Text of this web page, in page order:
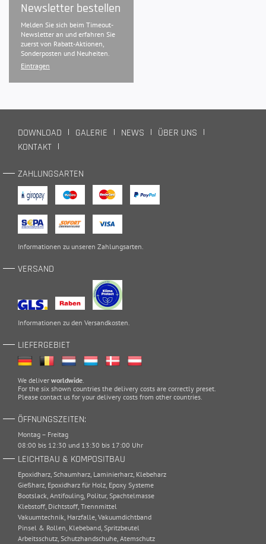
Newsletter bestellen
Melden Sie sich beim Timeout-
Newsletter an und erfahren Sie
zuerst von Rabatt-Aktionen,
Sonderposten und Neuheiten.
Eintragen
DOWNLOAD GALERIE NEWS
ÜBER UNS
KONTAKT
ZAHLUNGSARTEN
Informationen zu unseren Zahlungsarten.
VERSAND
Informationen zu den Versandkosten.
LIEFERGEBIET
We deliver worldwide.
For the six shown countries the delivery costs are correctly preset.
Please contact us for your delivery costs from other countries.
ÖFFNUNGSZEITEN:
Montag – Freitag
08:00 bis 12:30 und 13:30 bis 17:00 Uhr
LEICHTBAU & KOMPOSITBAU
Epoxidharz, Schaumharz, Laminierharz, Klebeharz
Gießharz, Epoxidharz für Holz, Epoxy Systeme
Bootslack, Antifouling, Politur, Spachtelmasse
Klebstoff, Dichtstoff, Trennmittel
Vakuumtechnik, Harzfalle, Vakuumdichtband
Pinsel & Rollen, Klebeband, Spritzbeutel
Arbeitsschutz, Schutzhandschuhe, Atemschutz